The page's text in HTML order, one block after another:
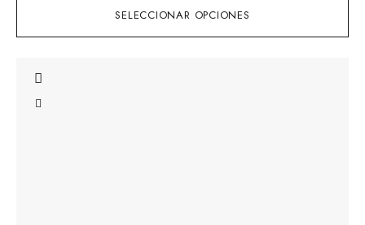
SELECCIONAR OPCIONES